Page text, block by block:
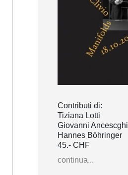
Contributi di:
Tiziana Lotti
Giovanni Ancescghi
Hannes Böhringer
45.- CHF
continua...